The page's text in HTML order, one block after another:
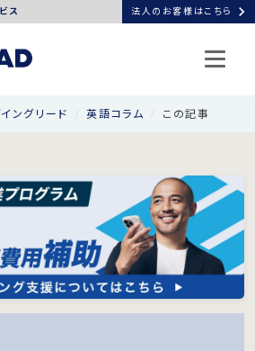
ス 法人のお客様はこちら chevron_right
ングリード 英語コラム この記事